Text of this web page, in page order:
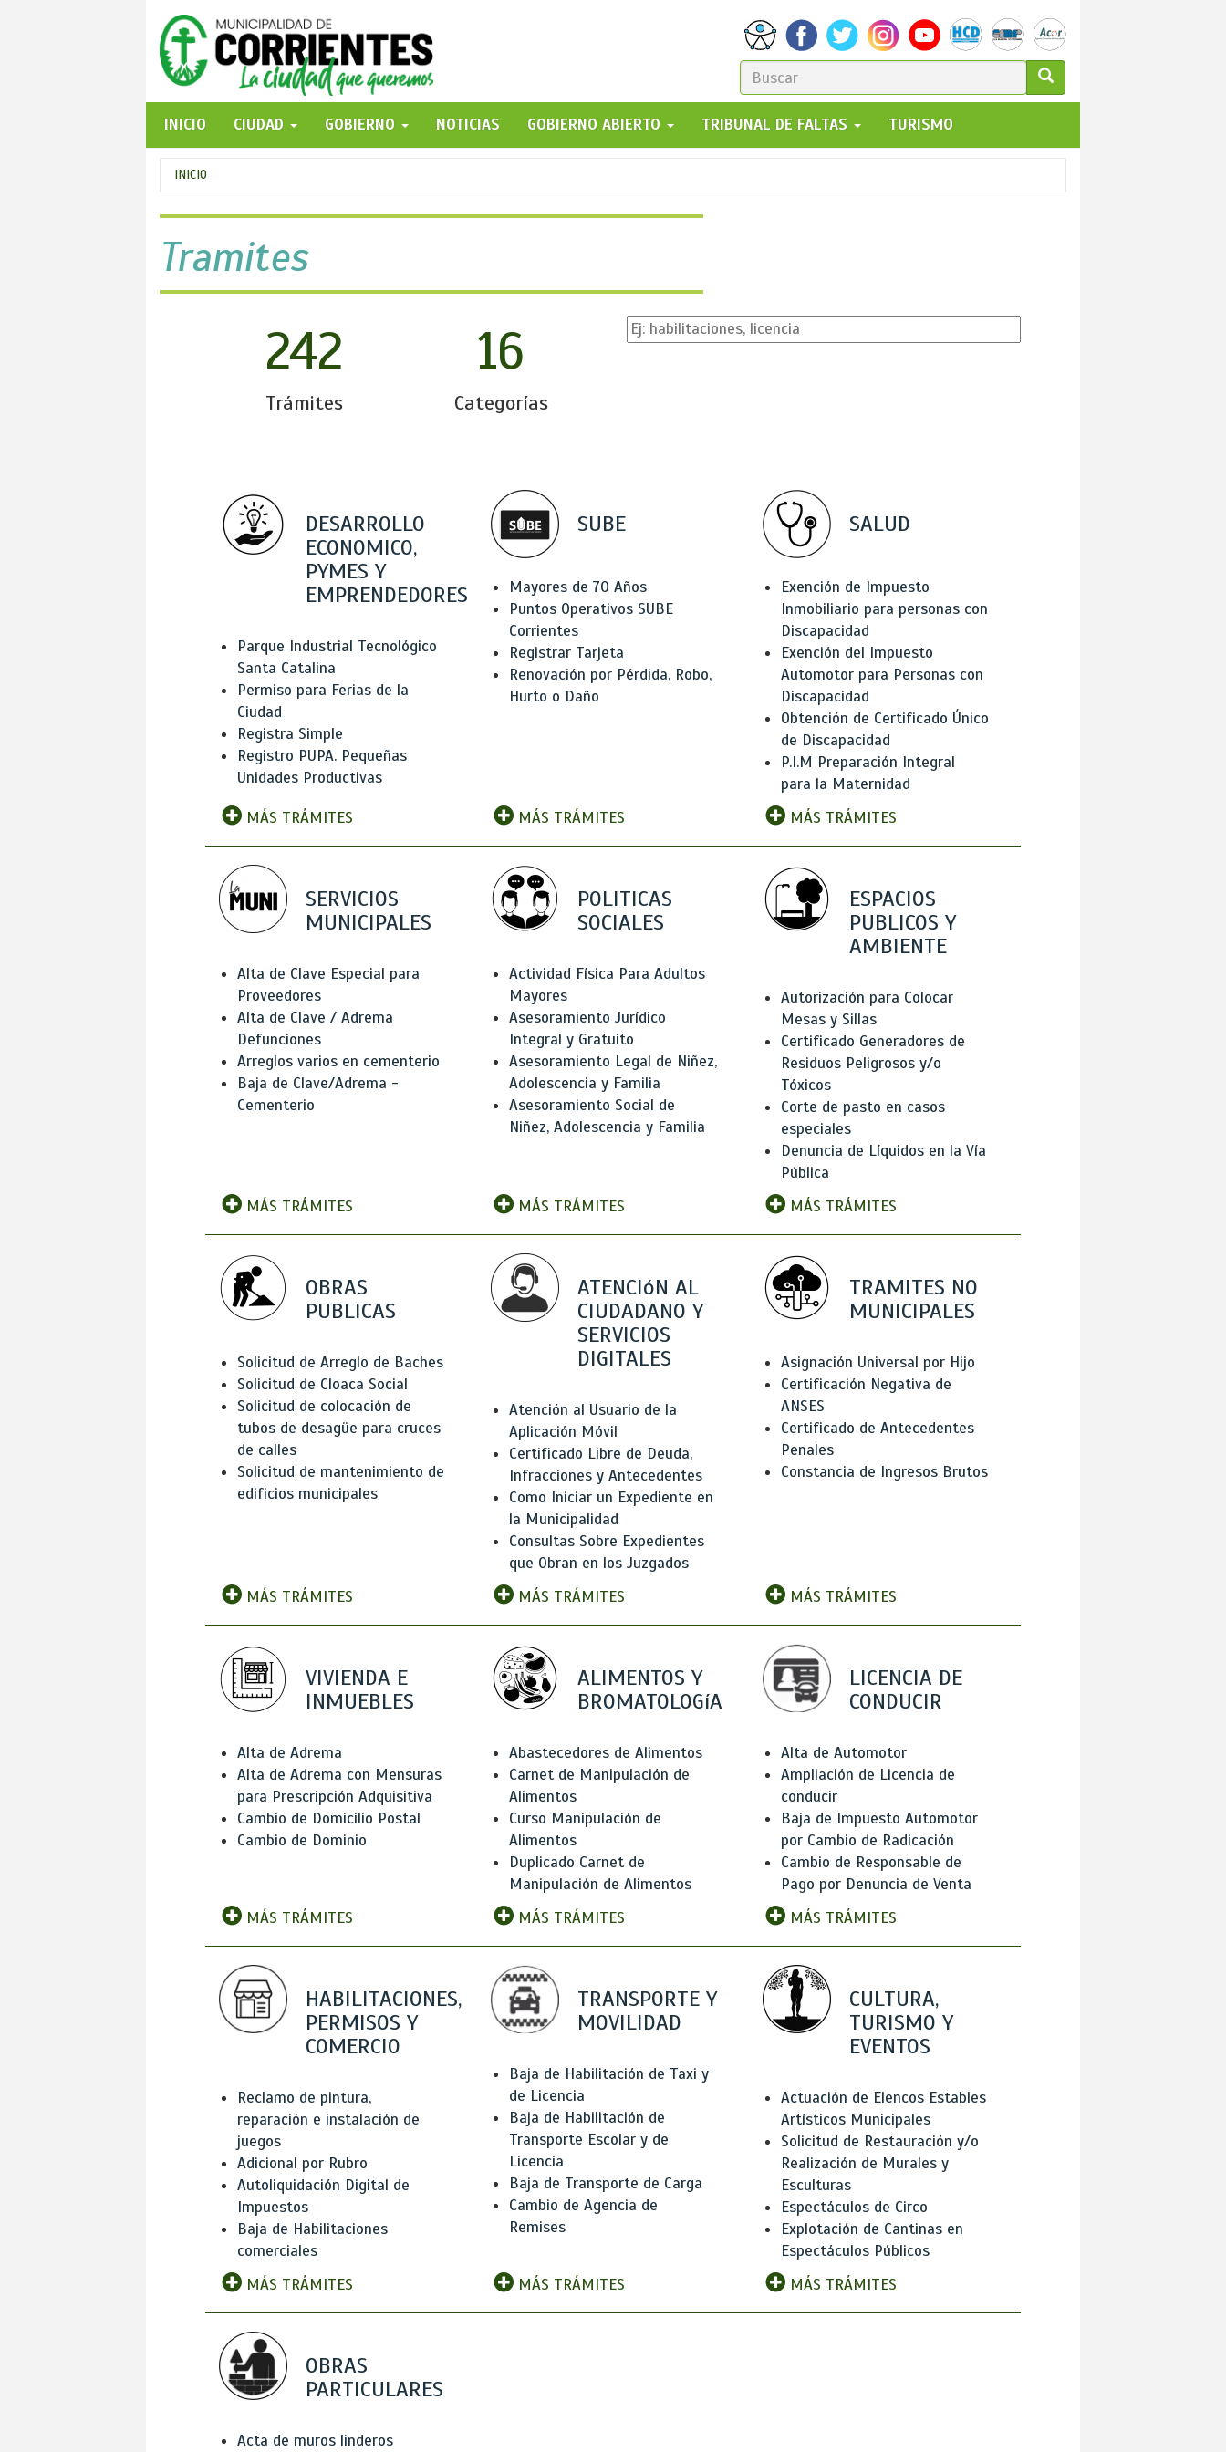
FORMULARIO
DE
BÚSQUEDA
GO!
INICIO
CIUDAD GOBIERNO NOTICIAS GOBIERNO ABIERTO TRIBUNAL DE FALTAS TURISMO
Se
encuentra
usted
aquí
INICIO
Tramites
242
Trámites
16
Categorías
DESARROLLO
ECONOMICO,
PYMES Y
EMPRENDEDORES
Parque Industrial Tecnológico
Santa Catalina
Permiso para Ferias de la
Ciudad
Registra Simple
Registro PUPA. Pequeñas
Unidades Productivas
MÁS TRÁMITES
SUBE
Mayores de 70 Años
Puntos Operativos SUBE
Corrientes
Registrar Tarjeta
Renovación por Pérdida, Robo,
Hurto o Daño
MÁS TRÁMITES
SALUD
Exención de Impuesto
Inmobiliario para personas con
Discapacidad
Exención del Impuesto
Automotor para Personas con
Discapacidad
Obtención de Certificado Único
de Discapacidad
P.I.M Preparación Integral
para la Maternidad
MÁS TRÁMITES
SERVICIOS
MUNICIPALES
Alta de Clave Especial para
Proveedores
Alta de Clave / Adrema
Defunciones
Arreglos varios en cementerio
Baja de Clave/Adrema -
Cementerio
MÁS TRÁMITES
POLITICAS
SOCIALES
Actividad Física Para Adultos
Mayores
Asesoramiento Jurídico
Integral y Gratuito
Asesoramiento Legal de Niñez,
Adolescencia y Familia
Asesoramiento Social de
Niñez, Adolescencia y Familia
MÁS TRÁMITES
ESPACIOS
PUBLICOS Y
AMBIENTE
Autorización para Colocar
Mesas y Sillas
Certificado Generadores de
Residuos Peligrosos y/o
Tóxicos
Corte de pasto en casos
especiales
Denuncia de Líquidos en la Vía
Pública
MÁS TRÁMITES
OBRAS
PUBLICAS
Solicitud de Arreglo de Baches
Solicitud de Cloaca Social
Solicitud de colocación de
tubos de desagüe para cruces
de calles
Solicitud de mantenimiento de
edificios municipales
MÁS TRÁMITES
ATENCIóN AL
CIUDADANO Y
SERVICIOS
DIGITALES
Atención al Usuario de la
Aplicación Móvil
Certificado Libre de Deuda,
Infracciones y Antecedentes
Como Iniciar un Expediente en
la Municipalidad
Consultas Sobre Expedientes
que Obran en los Juzgados
MÁS TRÁMITES
TRAMITES NO
MUNICIPALES
Asignación Universal por Hijo
Certificación Negativa de
ANSES
Certificado de Antecedentes
Penales
Constancia de Ingresos Brutos
MÁS TRÁMITES
VIVIENDA E
INMUEBLES
Alta de Adrema
Alta de Adrema con Mensuras
para Prescripción Adquisitiva
Cambio de Domicilio Postal
Cambio de Dominio
MÁS TRÁMITES
ALIMENTOS Y
BROMATOLOGíA
Abastecedores de Alimentos
Carnet de Manipulación de
Alimentos
Curso Manipulación de
Alimentos
Duplicado Carnet de
Manipulación de Alimentos
MÁS TRÁMITES
LICENCIA DE
CONDUCIR
Alta de Automotor
Ampliación de Licencia de
conducir
Baja de Impuesto Automotor
por Cambio de Radicación
Cambio de Responsable de
Pago por Denuncia de Venta
MÁS TRÁMITES
HABILITACIONES,
PERMISOS Y
COMERCIO
Reclamo de pintura,
reparación e instalación de
juegos
Adicional por Rubro
Autoliquidación Digital de
Impuestos
Baja de Habilitaciones
comerciales
MÁS TRÁMITES
TRANSPORTE Y
MOVILIDAD
Baja de Habilitación de Taxi y
de Licencia
Baja de Habilitación de
Transporte Escolar y de
Licencia
Baja de Transporte de Carga
Cambio de Agencia de
Remises
MÁS TRÁMITES
CULTURA,
TURISMO Y
EVENTOS
Actuación de Elencos Estables
Artísticos Municipales
Solicitud de Restauración y/o
Realización de Murales y
Esculturas
Espectáculos de Circo
Explotación de Cantinas en
Espectáculos Públicos
MÁS TRÁMITES
OBRAS
PARTICULARES
Acta de muros linderos